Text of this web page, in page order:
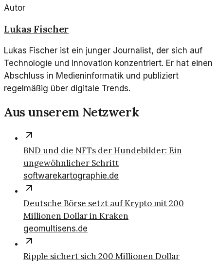
Autor
Lukas Fischer
Lukas Fischer ist ein junger Journalist, der sich auf
Technologie und Innovation konzentriert. Er hat einen
Abschluss in Medieninformatik und publiziert
regelmäßig über digitale Trends.
Aus unserem Netzwerk
BND und die NFTs der Hundebilder: Ein
ungewöhnlicher Schritt
softwarekartographie.de
Deutsche Börse setzt auf Krypto mit 200
Millionen Dollar in Kraken
geomultisens.de
Ripple sichert sich 200 Millionen Dollar